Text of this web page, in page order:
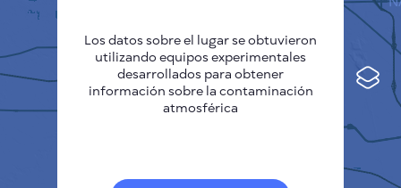
Mapa de contaminación
Manchas térmicas
Deutsch
Español
Français
Los datos sobre el lugar se obtuvieron
utilizando equipos experimentales
desarrollados para obtener
información sobre la contaminación
atmosférica